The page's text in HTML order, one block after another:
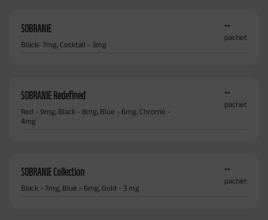
SOBRANIE
Black- 7mg, Cocktail - 3mg
**
pachet
SOBRANIE Redefined
Red - 9mg, Black - 8mg, Blue - 6mg, Chrome -
4mg
**
pachet
SOBRANIE Collection
Black - 7mg, Blue - 6mg, Gold - 3 mg
**
pachet